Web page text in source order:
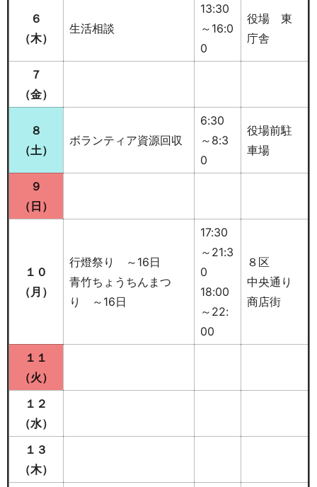
６
（木）
生活相談
13:30
～16:0
0
役場 東
庁舎
７
（金）
８
（土）
ボランティア資源回収
6:30
～8:3
0
役場前駐
車場
９
（日）
１０
（月）
行燈祭り ～16日
青竹ちょうちんまつ
り ～16日
17:30
～21:3
0
18:00
～22:
00
８区
中央通り
商店街
１１
（火）
１２
（水）
１３
（木）